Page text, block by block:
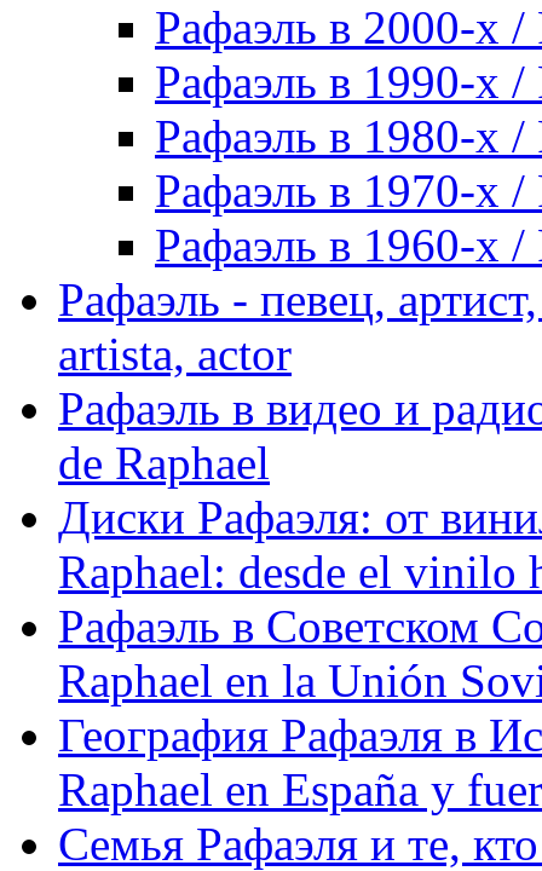
Рафаэль в 2000-х /
Рафаэль в 1990-х /
Рафаэль в 1980-х /
Рафаэль в 1970-х /
Рафаэль в 1960-х /
Рафаэль - певец,
artista, actor
Рафаэль в видео и
de Raphael
Диски Рафаэля: от
Raphael: desde el vinilo
Рафаэль в Советском
Raphael en la Unión
География Рафаэля в
Raphael en España y
Семья Рафаэля и те,